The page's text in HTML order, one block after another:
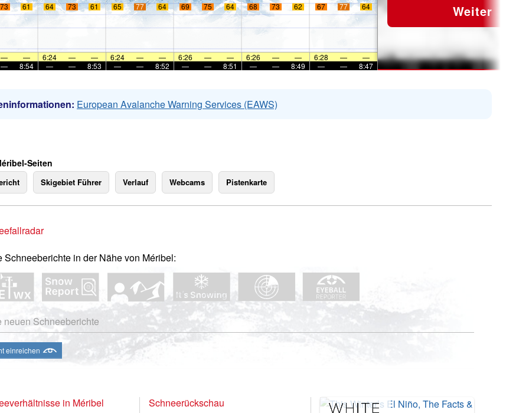
73 61 64 73 61 65 77 64 69 75 64 68 73 62 67 77 64
— — 6:24 — — 6:24 — — 6:26 — — 6:26 — — 6:28 —
—
—
8:54 — — 8:53 — — 8:52 — — 8:51 — — 8:49 — — 8:47
Weiter
European Avalanche Warning Services (EAWS)
Seiten
Skigebiet Führer Verlauf Webcams Pistenkarte
Schneeberichte in der Nähe von Méribel:
neuen Schneeberichte
einreichen
in Méribel Schneerückschau